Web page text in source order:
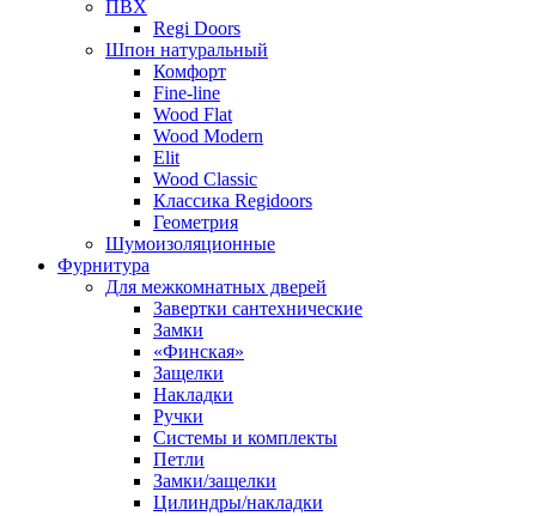
ПВХ
Regi Doors
Шпон натуральный
Комфорт
Fine-line
Wood Flat
Wood Modern
Elit
Wood Classic
Классика Regidoors
Геометрия
Шумоизоляционные
Фурнитура
Для межкомнатных дверей
Завертки сантехнические
Замки
«Финская»
Защелки
Накладки
Ручки
Системы и комплекты
Петли
Замки/защелки
Цилиндры/накладки